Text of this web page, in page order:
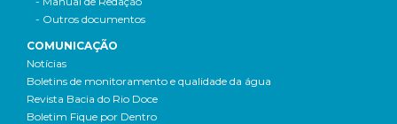
- Outros documentos
COMUNICAÇÃO
Notícias
Boletins de monitoramento e qualidade da água
Revista Bacia do Rio Doce
Boletim Fique por Dentro